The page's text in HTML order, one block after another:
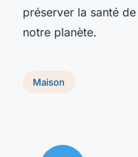
préserver la santé
notre planète.
Maison